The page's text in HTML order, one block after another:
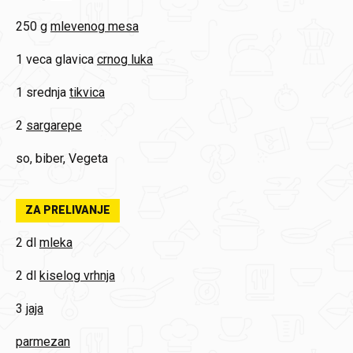
250 g mlevenog mesa
1 veca glavica crnog luka
1 srednja tikvica
2 sargarepe
so, biber, Vegeta
ZA PRELIVANJE
2 dl mleka
2 dl kiselog vrhnja
3 jaja
parmezan